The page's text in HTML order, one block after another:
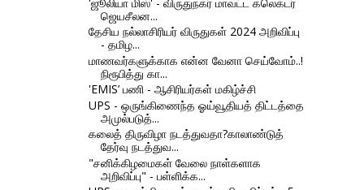
ஜெயசீலன...
தேசிய நல்லாசிரியர் விருதுகள் 2024 அறிவிப்பு
- தமிழ...
மாணவர்களுக்காக என்ன வேனா செய்வோம்..!
நிரூபித்து கா...
'EMIS’ பணி - ஆசிரியர்கள் மகிழ்ச்சி
UPS - ஒருங்கிணைந்த ஓய்வூதியத் திட்டத்தை
அமுல்படுத்...
கலைத் திருவிழா நடத்துவதா?காலாண்டுத்
தேர்வு நடத்துவ...
"சனிக்கிழமைகள் வேலை நாள்களாக
அறிவிப்பு" - பள்ளிக்க...